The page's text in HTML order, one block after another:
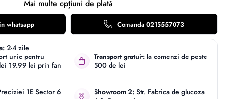
Mai multe opțiuni de plată
whatsapp Comanda 0215557073
2-4 zile
unic pentru
19.99 lei prin fan
Transport gratuit: la comenzi de peste
500 de lei
1E Sector 6
Showroom 2: Str. Fabrica de glucoza